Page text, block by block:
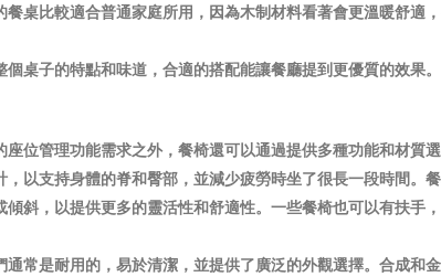
桌比較適合普通家庭所用，因為木制材料看著會更溫暖舒
桌子的特點和味道，合適的搭配能讓餐廳提到更優質的效果。
位管理功能需求之外，餐椅還可以通過提供多種功能和材質
以支持身體的脊和臀部，並減少疲勞時坐了很長一段時間。
斜，以提供更多的靈活性和舒適性。一些餐椅也可以有扶
常是耐用的，易於清潔，並提供了廣泛的外觀選擇。合成